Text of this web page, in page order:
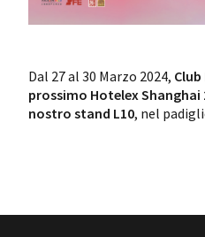
Dal 27 al 30 Marzo 2024,
prossimo Hotelex Shanghai
nostro stand L10, nel